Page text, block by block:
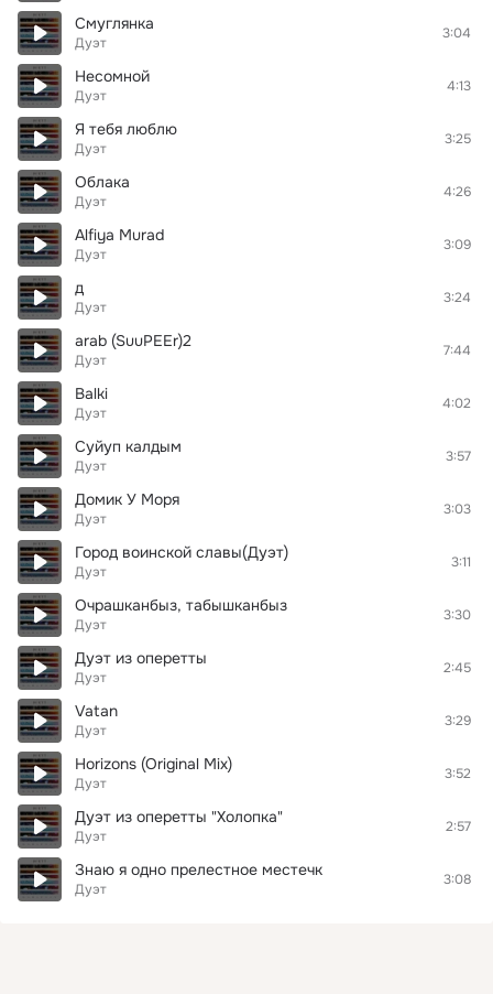
Смуглянка
Дуэт
3:04
Несомной
Дуэт
4:13
Я тебя люблю
Дуэт
3:25
Облака
Дуэт
4:26
Alfiya Murad
Дуэт
3:09
д
Дуэт
3:24
arab (SuuPEEr)2
Дуэт
7:44
Balki
Дуэт
4:02
Суйуп калдым
Дуэт
3:57
Домик У Моря
Дуэт
3:03
Город воинской славы(Дуэт)
Дуэт
3:11
Очрашканбыз, табышканбыз
Дуэт
3:30
Дуэт из оперетты
Дуэт
2:45
Vatan
Дуэт
3:29
Horizons (Original Mix)
Дуэт
3:52
Дуэт из оперетты "Холопка"
Дуэт
2:57
Знаю я одно прелестное местечк
Дуэт
3:08